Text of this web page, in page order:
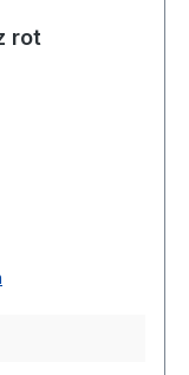
rot